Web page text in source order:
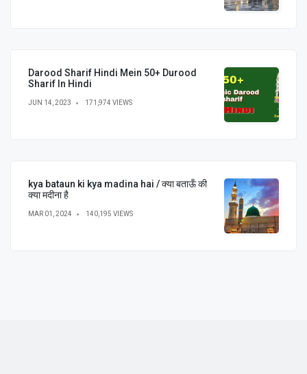
Darood Sharif Hindi Mein 50+ Durood
Sharif In Hindi
JUN 14, 2023 171,974 VIEWS
kya bataun ki kya madina hai / क्या बताऊँ की
क्या मदीना है
MAR 01, 2024 140,195 VIEWS